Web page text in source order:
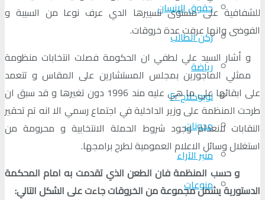
حقوق الإنسان
ركن الطالب
رياضة
لوبوكلاج Fr
مدونات
منبر الآراء
منوعات
للشفافية على مستوى تسييرها الدي عرف نوعا من السيبة و
الفوضى وانها عرفت عدة خروقات.
و أشار السيد علي لطفي ان الحكومة فصلت انتخابات منظومة
ممثلي الماجورين بمجلس المستشارين على المقاس و تتعمد
على ابقائها على ما هي عليه مند 1996 دون تغيرها و قد سبق ان
طرحت المنظمة على وزير الداخلية في اجتماع رسمي الا انه تم تحقير
النقابات لانعدام وجود شروط الحملة الانتخابية و محرومة من
استغلال وسائل الاعلام العمومية لطرح برامجها.
و حسب المنظمة فان الطعن الذي تقدمت به امام المحكمة
الدستورية يشمل مجموعة من الخروقات جاءت على الشكل التالي: